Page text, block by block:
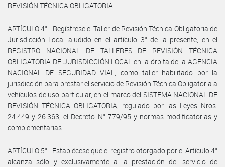
REVISIÓN TÉCNICA OBLIGATORIA.
ARTÍCULO 4°.- Regístrese el Taller de Revisión Técnica Obligatoria de
Jurisdicción Local aludido en el artículo 3° de la presente, en el
REGISTRO NACIONAL DE TALLERES DE REVISIÓN TÉCNICA
OBLIGATORIA DE JURISDICCIÓN LOCAL en la órbita de la AGENCIA
NACIONAL DE SEGURIDAD VIAL, como taller habilitado por la
jurisdicción para prestar el servicio de Revisión Técnica Obligatoria a
vehículos de uso particular, en el marco del SISTEMA NACIONAL DE
REVISIÓN TÉCNICA OBLIGATORIA, regulado por las Leyes Nros.
24.449 y 26.363, el Decreto N° 779/95 y normas modificatorias y
complementarias.
ARTÍCULO 5°.- Establécese que el registro otorgado por el Artículo 4°
alcanza sólo y exclusivamente a la prestación del servicio de